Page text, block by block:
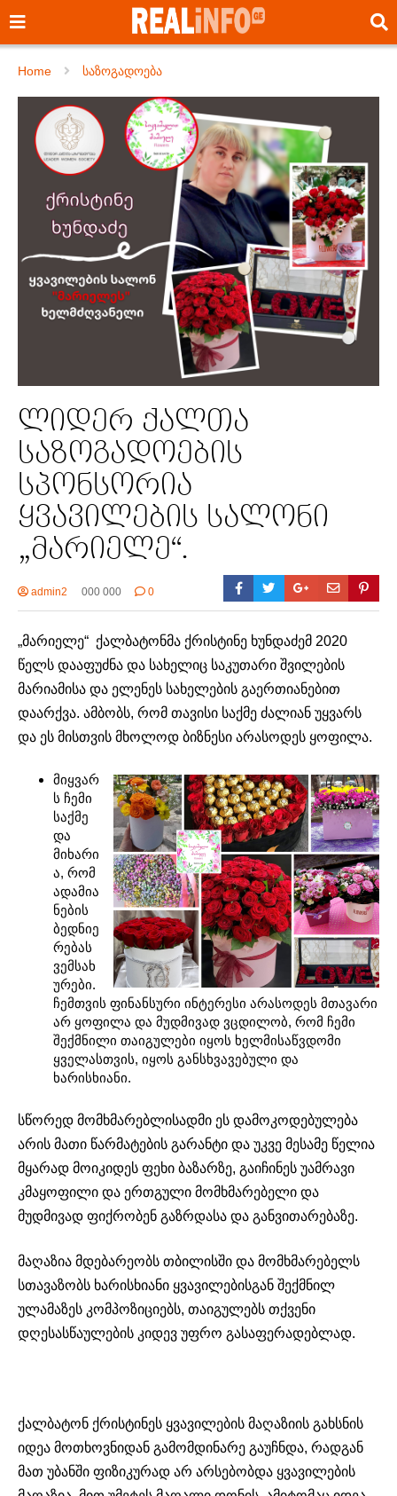
Home საზოგადოება
ლიდერ ქალთა
საზოგადოების
სპონსორია
ყვავილების სალონი
„მარიელე“.
admin2 000 000 0
„მარიელე“ ქალბატონმა ქრისტინე ხუნდაძემ 2020
წელს დააფუძნა და სახელიც საკუთარი შვილების
მარიამისა და ელენეს სახელების გაერთიანებით
დაარქვა. ამბობს, რომ თავისი საქმე ძალიან უყვარს
და ეს მისთვის მხოლოდ ბიზნესი არასოდეს ყოფილა.
მიყვარ
ს ჩემი
საქმე
და
მიხარი
ა, რომ
ადამია
ნების
ბედნიე
რებას
ვემსახ
ურები.
ჩემთვის ფინანსური ინტერესი არასოდეს მთავარი
არ ყოფილა და მუდმივად ვცდილობ, რომ ჩემი
შექმნილი თაიგულები იყოს ხელმისაწვდომი
ყველასთვის, იყოს განსხვავებული და
ხარისხიანი.
სწორედ მომხმარებლისადმი ეს დამოკოდებულება
არის მათი წარმატების გარანტი და უკვე მესამე წელია
მყარად მოიკიდეს ფეხი ბაზარზე, გაიჩინეს უამრავი
კმაყოფილი და ერთგული მომხმარებელი და
მუდმივად ფიქრობენ გაზრდასა და განვითარებაზე.
მაღაზია მდებარეობს თბილისში და მომხმარებელს
სთავაზობს ხარისხიანი ყვავილებისგან შექმნილ
ულამაზეს კომპოზიციებს, თაიგულებს თქვენი
დღესასწაულების კიდევ უფრო გასაფერადებლად.
ქალბატონ ქრისტინეს ყვავილების მაღაზიის გახსნის
იდეა მოთხოვნიდან გამომდინარე გაუჩნდა, რადგან
მათ უბანში ფიზიკურად არ არსებობდა ყვავილების